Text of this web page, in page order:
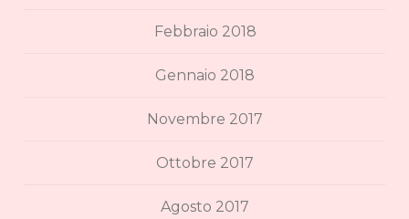
Febbraio 2018
Gennaio 2018
Novembre 2017
Ottobre 2017
Agosto 2017